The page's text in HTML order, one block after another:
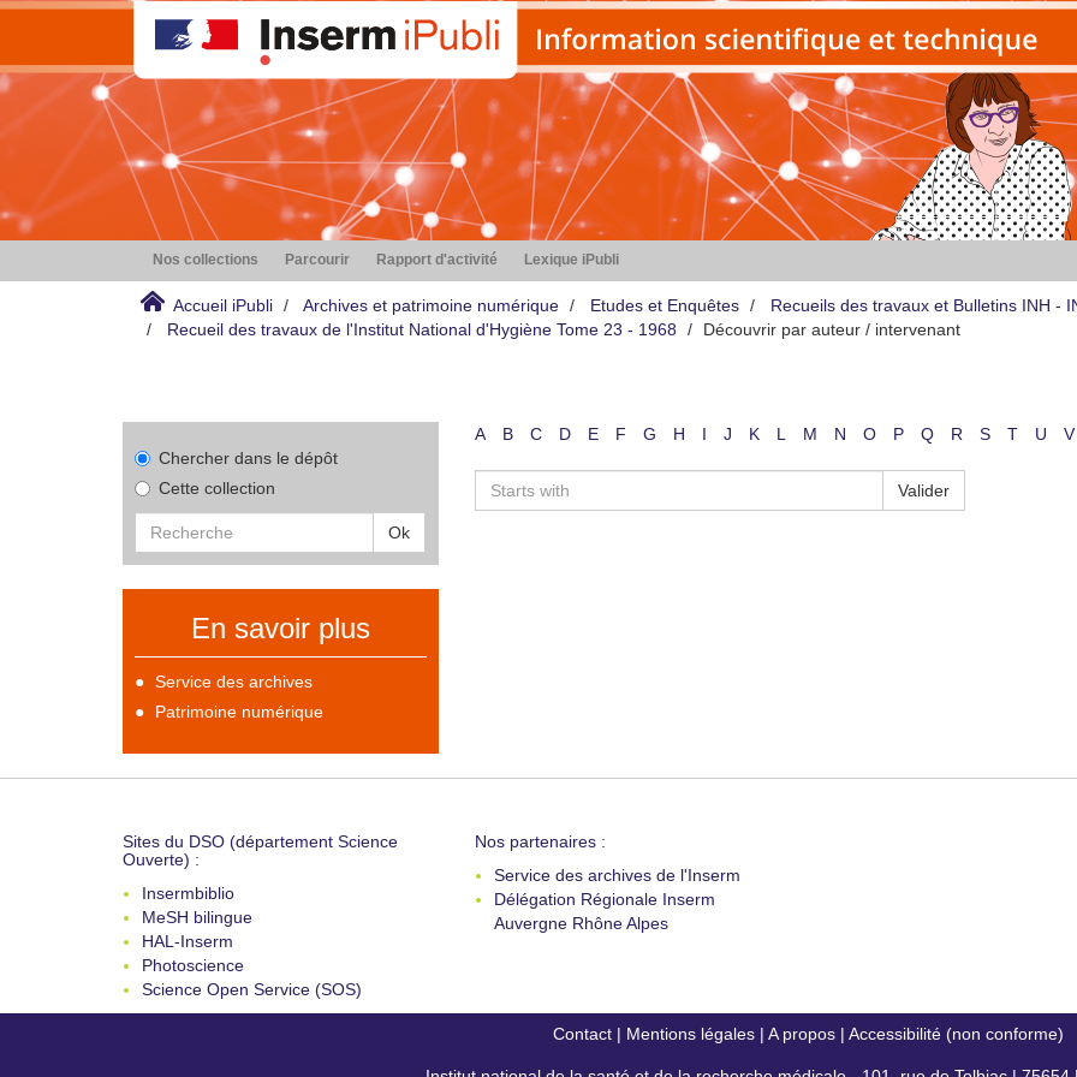
Nos collections Parcourir Rapport d'activité Lexique iPubli
Accueil iPubli Archives et patrimoine numérique Etudes et Enquêtes
Recueils des travaux et Bulletins INH -
Recueil des travaux de l'Institut National d'Hygiène Tome 23 - 1968
Découvrir par auteur / intervenant
Chercher dans le dépôt
Cette collection
Ok
En savoir plus
Service des archives
Patrimoine numérique
A B C D E F G H I J K L M N O P Q R S T U V
Valider
Sites du DSO (département Science
Ouverte) :
Insermbiblio
MeSH bilingue
HAL-Inserm
Photoscience
Science Open Service (SOS)
Nos partenaires :
Service des archives de l'Inserm
Délégation Régionale Inserm
Auvergne Rhône Alpes
Contact| Mentions légales| A propos| Accessibilité (non conforme)